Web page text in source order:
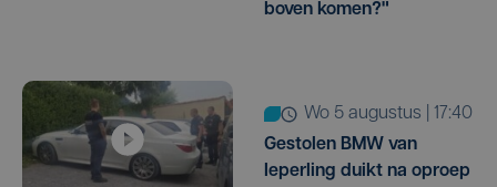
boven komen?"
wo 5 augustus | 17:40
Gestolen BMW van
Ieperling duikt na oproep